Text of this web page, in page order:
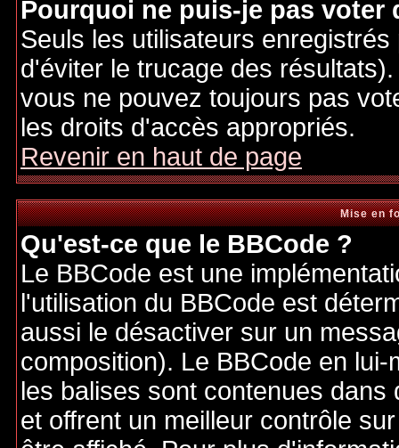
Pourquoi ne puis-je pas voter
Seuls les utilisateurs
d'éviter le trucage des
vous ne pouvez toujours pas
les droits d'accès appropriés.
Revenir en haut de page
Mise en
Qu'est-ce que le BBCode ?
Le BBCode est une
l'utilisation du BBCode est
aussi le désactiver sur un
composition). Le BBCode en
les balises sont contenues
et offrent un meilleur contrôle